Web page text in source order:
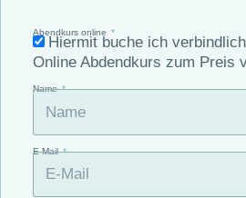
Abendkurs online
Hiermit buche ich
Online Abdendkurs zum Preis
Name
E-Mail